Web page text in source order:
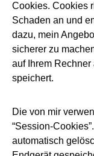
Cookies. Cookies
Schaden an und
dazu, mein
sicherer zu
auf Ihrem
speichert.
Die von mir
“Session-
automatisch